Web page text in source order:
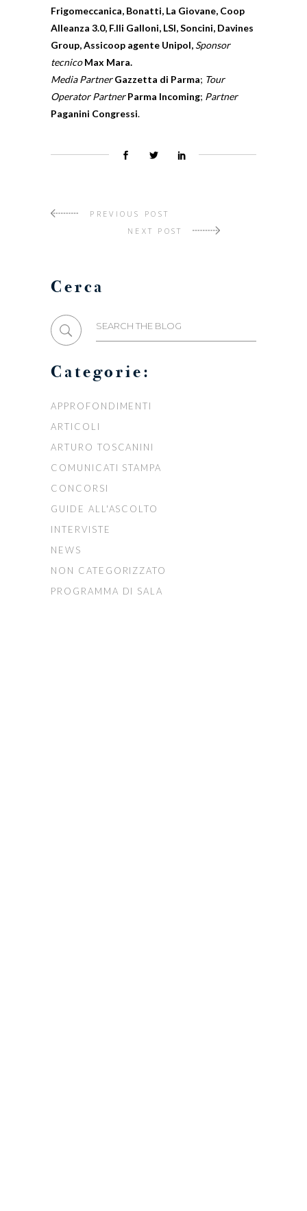
Frigomeccanica, Bonatti, La Giovane, Coop
Alleanza 3.0, F.lli Galloni, LSI, Soncini, Davines
Group, Assicoop agente Unipol, Sponsor
tecnicoMax Mara.
Media Partner Gazzetta di Parma; Tour
Operator Partner Parma Incoming; Partner
Paganini Congressi.
PREVIOUS POST
NEXT POST
Cerca
Search
for:
Categorie:
APPROFONDIMENTI
ARTICOLI
ARTURO TOSCANINI
COMUNICATI STAMPA
CONCORSI
GUIDE ALL'ASCOLTO
INTERVISTE
NEWS
NON CATEGORIZZATO
PROGRAMMA DI SALA